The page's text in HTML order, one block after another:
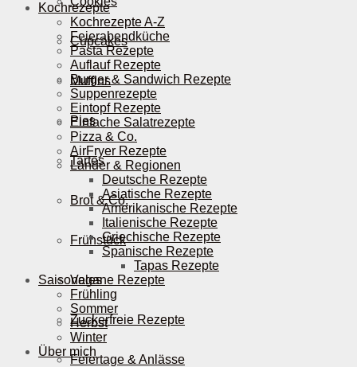
Cupcakes
Muffins
Pies
Tartes
Brot & Co.
Frühstück
Vegane Rezepte
Zuckerfreie Rezepte
Feiertage & Anlässe
Kochrezepte
Kochrezepte A-Z
Feierabendküche
Pasta Rezepte
Auflauf Rezepte
Burger & Sandwich Rezepte
Suppenrezepte
Eintopf Rezepte
Einfache Salatrezepte
Pizza & Co.
AirFryer Rezepte
Länder & Regionen
Deutsche Rezepte
Asiatische Rezepte
Amerikanische Rezepte
Italienische Rezepte
Griechische Rezepte
Spanische Rezepte
Tapas Rezepte
Saisonales
Frühling
Sommer
Herbst
Winter
Über mich